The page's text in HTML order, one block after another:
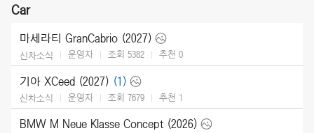
Car
마세라티 GranCabrio (2027)
신차소식 운영자 조회 5382 추천 0
기아 XCeed (2027) (1)
신차소식 운영자 조회 7679 추천 1
BMW M Neue Klasse Concept (2026)